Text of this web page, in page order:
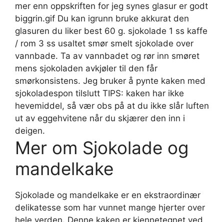
mer enn oppskriften for jeg synes glasur er godt
biggrin.gif Du kan igrunn bruke akkurat den
glasuren du liker best 60 g. sjokolade 1 ss kaffe
/ rom 3 ss usaltet smør smelt sjokolade over
vannbade. Ta av vannbadet og rør inn smøret
mens sjokoladen avkjøler til den får
smørkonsistens. Jeg bruker å pynte kaken med
sjokoladespon tilslutt TIPS: kaken har ikke
hevemiddel, så vær obs på at du ikke slår luften
ut av eggehvitene når du skjærer den inn i
deigen.
Mer om Sjokolade og
mandelkake
Sjokolade og mandelkake er en ekstraordinær
delikatesse som har vunnet mange hjerter over
hele verden. Denne kaken er kjennetegnet ved